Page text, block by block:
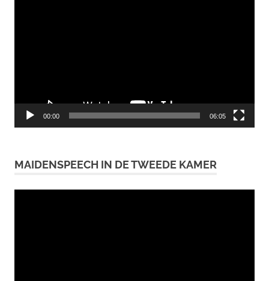
00:00 06:05
MAIDENSPEECH IN DE TWEEDE KAMER